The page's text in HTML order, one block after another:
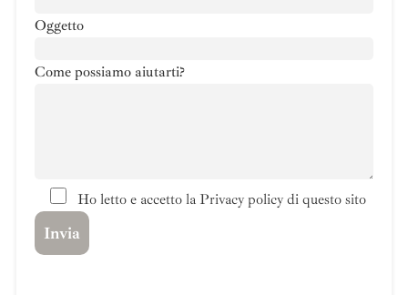
Oggetto
Come possiamo aiutarti?
Ho letto e accetto la Privacy policy di questo sito